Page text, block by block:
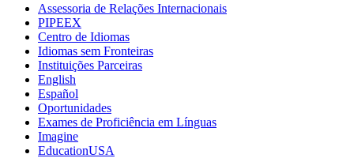
Assessoria de Relações Internacionais
PIPEEX
Centro de Idiomas
Idiomas sem Fronteiras
Instituições Parceiras
English
Español
Oportunidades
Exames de Proficiência em Línguas
Imagine
EducationUSA